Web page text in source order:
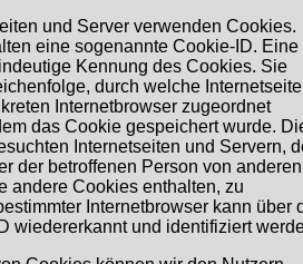
und Server verwenden Cookies.
eine sogenannte Cookie-ID. Eine
Kennung des Cookies. Sie
durch welche
Internetbrowser zugeordnet
das Cookie gespeichert wurde.
Internetseiten und Servern,
der betroffenen Person von anderen
andere Cookies enthalten, zu
Internetbrowser kann über
wiedererkannt und identifiziert